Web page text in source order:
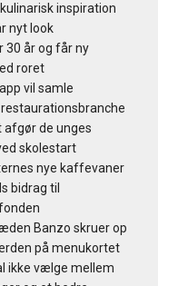
inspiration
nyt look
30 år og får ny
roret
vil samle
restaurationsbranche
afgør de unges
skolestart
nye kaffevaner
bidrag til
Banzo skruer op
på menukortet
ikke vælge mellem